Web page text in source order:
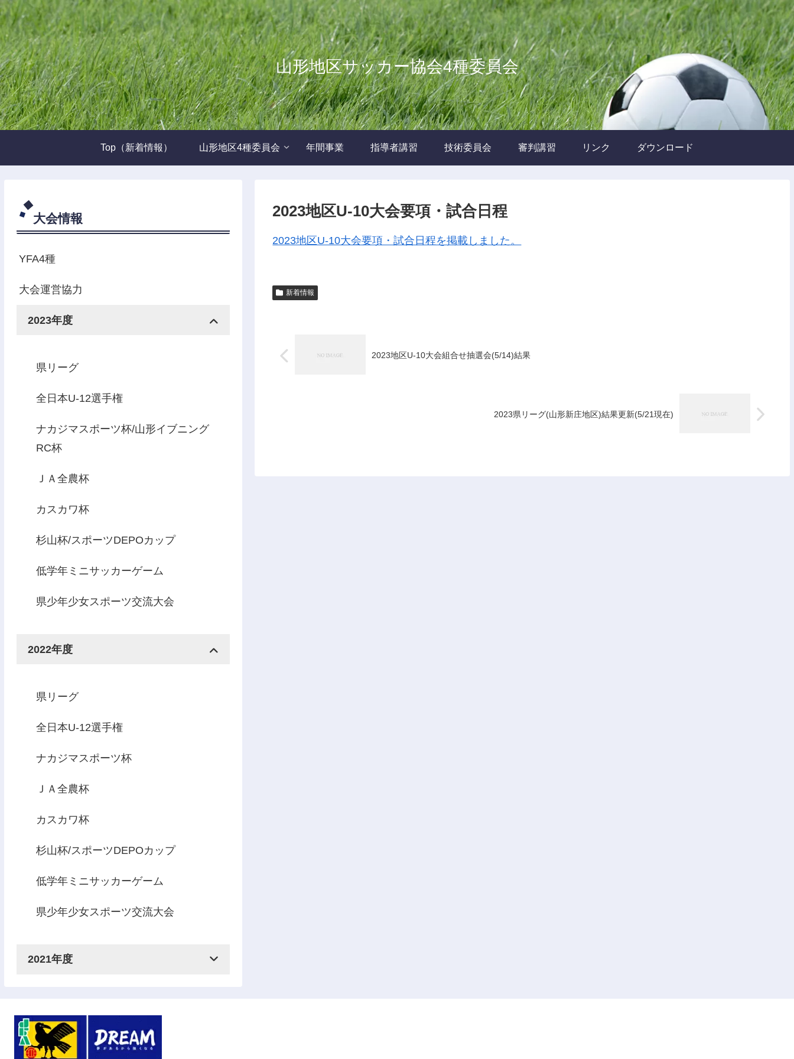
山形地区サッカー協会4種委員会
Top（新着情報） 山形地区4種委員会 年間事業 指導者講習 技術委員会 審判講習 リンク ダウンロード
2023地区U-10大会要項・試合日程
2023地区U-10大会要項・試合日程を掲載しました。
新着情報
2023地区U-10大会組合せ抽選会(5/14)結果
2023県リーグ(山形新庄地区)結果更新(5/21現在)
大会情報
YFA4種
大会運営協力
2023年度
県リーグ
全日本U-12選手権
ナカジマスポーツ杯/山形イブニング
RC杯
ＪＡ全農杯
カスカワ杯
杉山杯/スポーツDEPOカップ
低学年ミニサッカーゲーム
県少年少女スポーツ交流大会
2022年度
県リーグ
全日本U-12選手権
ナカジマスポーツ杯
ＪＡ全農杯
カスカワ杯
杉山杯/スポーツDEPOカップ
低学年ミニサッカーゲーム
県少年少女スポーツ交流大会
2021年度